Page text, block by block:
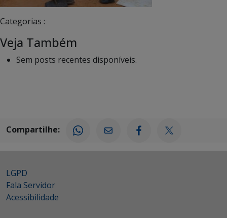
Categorias :
Veja Também
Sem posts recentes disponíveis.
Compartilhe:
LGPD
Fala Servidor
Acessibilidade